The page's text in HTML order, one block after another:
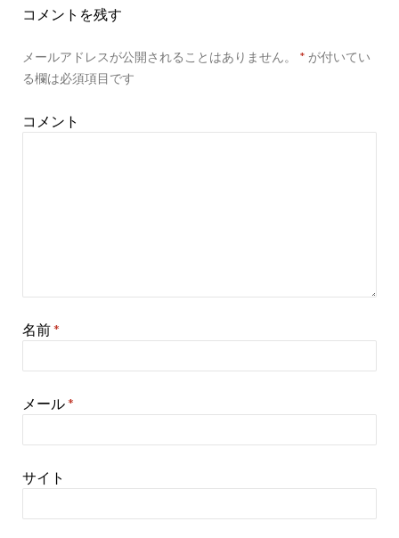
コメントを残す
メールアドレスが公開されることはありません。 * が付いてい
る欄は必須項目です
コメント
名前*
メール*
サイト